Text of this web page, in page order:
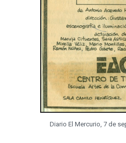
Diario El Mercurio, 7 de